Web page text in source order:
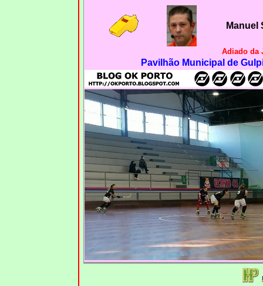
Manuel
Adiado da
Pavilhão Municipal de